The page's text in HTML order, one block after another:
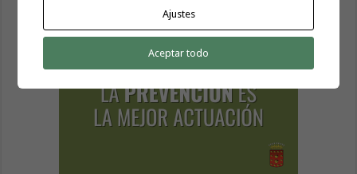
Ajustes
Aceptar todo